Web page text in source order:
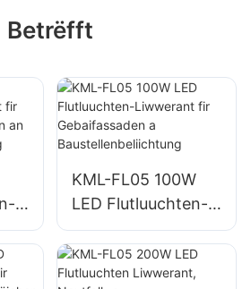
Betrëfft
KML-FL05 100W
LED Flutluuchten-
Liwwerant fir
Gebaifassaden a
Baustellenbeliichtu